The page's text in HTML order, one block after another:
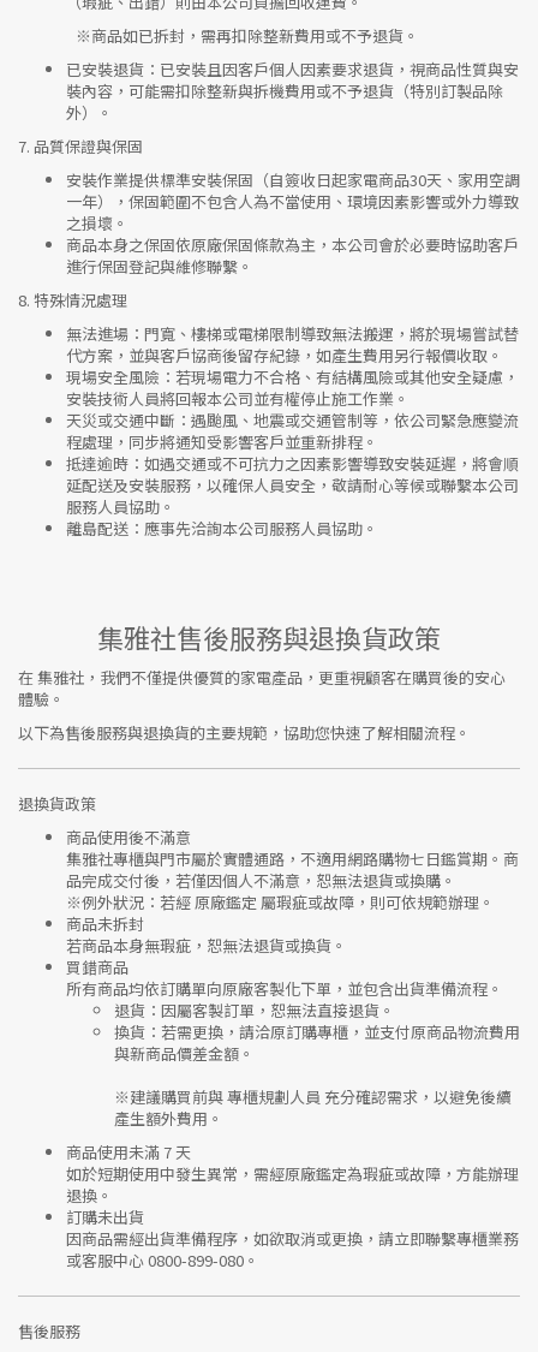
※商品如已拆封，需再扣除整新費用或不予退貨。
已安裝退貨 ：已安裝且因客戶個人因素要求退貨，視商品性質與安
裝內容，可能需扣除整新與拆機費用或不予退貨（特別訂製品除
外）。
7. 品質保證與保固
安裝作業提供標準安裝保固（自簽收日起家電商品30天、家用空調
一年），保固範圍不包含人為不當使用、環境因素影響或外力導致
之損壞。
商品本身之保固依原廠保固條款為主，本公司會於必要時協助客戶
進行保固登記與維修聯繫。
8. 特殊情況處理
無法進場 ：門寬、樓梯或電梯限制導致無法搬運，將於現場嘗試替
代方案，並與客戶協商後留存紀錄，如產生費用另行報價收取。
現場安全風險 ： 若現場電力不合格、有結構風險或其他安全疑慮，
安裝技術人員將回報本公司並有權停止施工作業。
天災或交通中斷 ：遇颱風、地震或交通管制等，依公司緊急應變流
程處理，同步將通知受影響客戶並重新排程。
抵達逾時 ：如遇交通或不可抗力之因素影響導致安裝延遲，將會順
延配送及安裝服務，以確保人員安全，敬請耐心等候或聯繫本公司
服務人員協助。
離島配送 ：應事先洽詢本公司服務人員協助。
集雅社售後服務與退換貨政策
在集雅社 ，我們不僅提供優質的家電產品，更重視顧客在購買後的安心
體驗。
以下為售後服務與退換貨的主要規範，協助您快速了解相關流程。
退換貨政策
商品使用後不滿意
集雅社專櫃與門市屬於實體通路，不適用網路購物七日鑑賞期 。商
品完成交付後，若僅因個人不滿意，恕無法退貨或換購。
※例外狀況：若經 原廠鑑定 屬瑕疵或故障，則可依規範辦理。
商品未拆封
若商品本身無瑕疵，恕無法退貨或換貨。
買錯商品
所有商品均依訂購單向原廠客製化下單 ，並包含出貨準備流程。
退貨 ：因屬客製訂單，恕無法直接退貨。
換貨 ：若需更換，請洽原訂購專櫃，並支付原商品物流費用
與新商品價差金額 。
※建議購買前與專櫃規劃人員 充分確認需求，以避免後續
產生額外費用。
商品使用未滿 7 天
如於短期使用中發生異常，需經原廠鑑定為瑕疵或故障，方能辦理
退換。
訂購未出貨
因商品需經出貨準備程序，如欲取消或更換，請立即聯繫專櫃業務
或客服中心 0800-899-080 。
售後服務